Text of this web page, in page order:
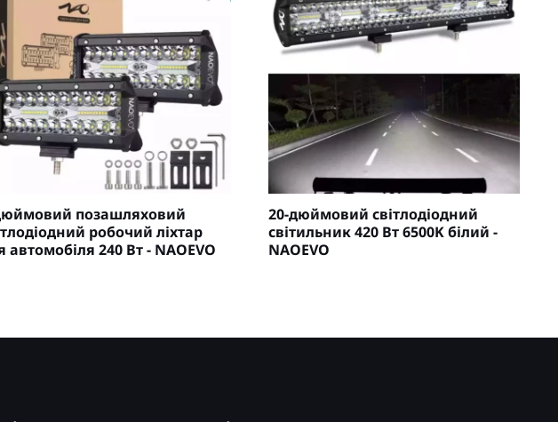
позашляховий
робочий ліхтар
автомобіля 240 Вт - NAOEVO
20-дюймовий світлодіодний
світильник 420 Вт 6500K білий -
NAOEVO